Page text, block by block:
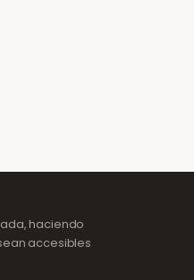
haciendo
accesibles